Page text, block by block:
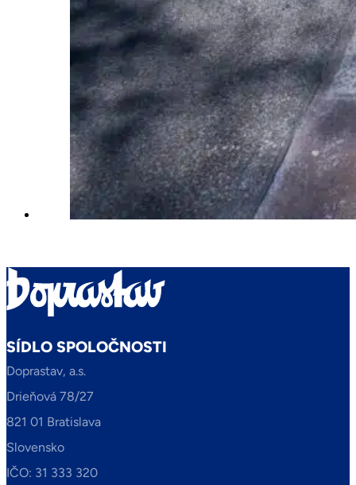
SÍDLO SPOLOČNOSTI
Doprastav, a.s.
Drieňová 78/27
821 01 Bratislava
Slovensko
IČO: 31 333 320